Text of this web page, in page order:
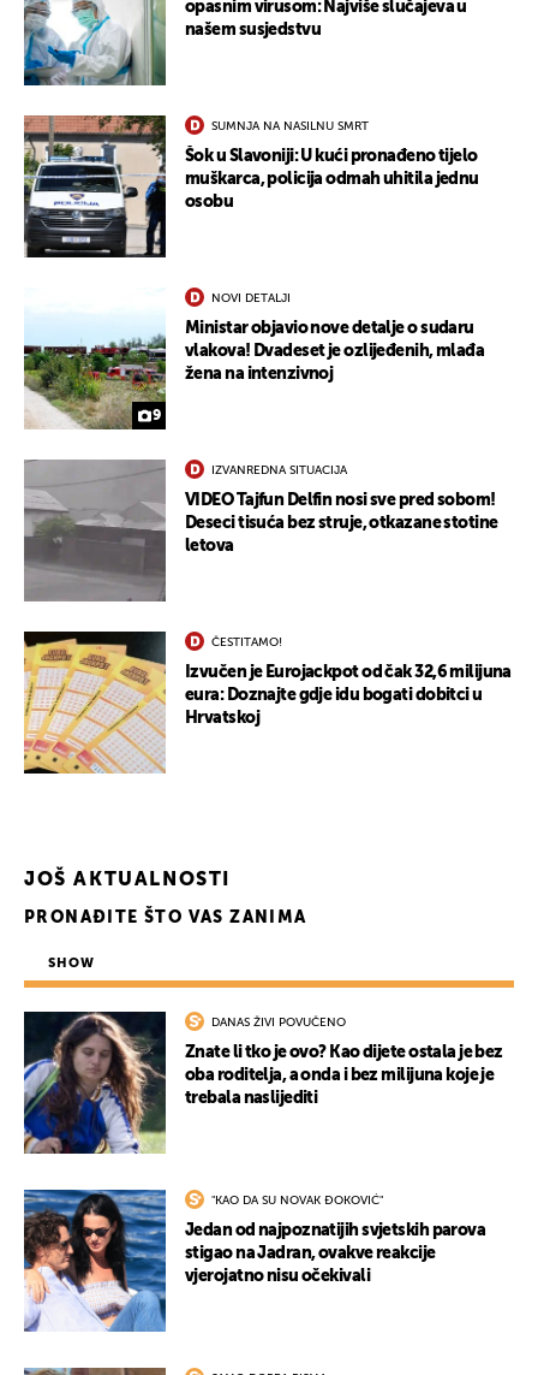
opasnim virusom: Najviše slučajeva u
našem susjedstvu
SUMNJA NA NASILNU SMRT
Šok u Slavoniji: U kući pronađeno tijelo
muškarca, policija odmah uhitila jednu
osobu
9
NOVI DETALJI
Ministar objavio nove detalje o sudaru
vlakova! Dvadeset je ozlijeđenih, mlađa
žena na intenzivnoj
IZVANREDNA SITUACIJA
VIDEO Tajfun Delfin nosi sve pred sobom!
Deseci tisuća bez struje, otkazane stotine
letova
ČESTITAMO!
Izvučen je Eurojackpot od čak 32,6 milijuna
eura: Doznajte gdje idu bogati dobitci u
Hrvatskoj
JOŠ AKTUALNOSTI
PRONAĐITE ŠTO VAS ZANIMA
SHOW
DANAS ŽIVI POVUČENO
Znate li tko je ovo? Kao dijete ostala je bez
oba roditelja, a onda i bez milijuna koje je
trebala naslijediti
"KAO DA SU NOVAK ĐOKOVIĆ"
Jedan od najpoznatijih svjetskih parova
stigao na Jadran, ovakve reakcije
vjerojatno nisu očekivali